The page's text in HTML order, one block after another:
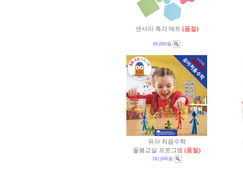
센서리 촉각 매트 (품절)
86,000원
유아 처음수학
돌봄교실 프로그램 (품절)
182,000원